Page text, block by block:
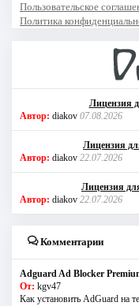
Пользовательское
Политика
Лицензия
Автор: diakov 07.08.2026
Лицензия
Автор: diakov 22.07.2026
Лицензия
Автор: diakov 22.07.2026
Комментарии
Adguard Ad Blocker
От: kgv47
Как установить AdGuard на